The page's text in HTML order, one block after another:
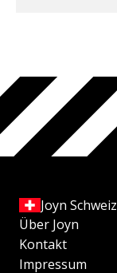
Joyn Schweiz
Über Joyn
Kontakt
Impressum